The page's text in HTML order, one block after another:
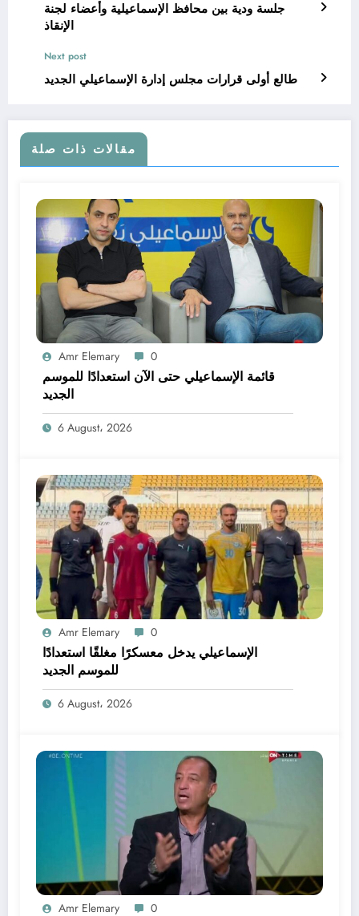
جلسة ودية بين محافظ الإسماعيلية وأعضاء لجنة
الإنقاذ
Next post
طالع أولى قرارات مجلس إدارة الإسماعيلي الجديد
مقالات ذات صلة
Amr Elemary 0
قائمة الإسماعيلي حتى الآن استعدادًا للموسم
الجديد
6 August، 2026
Amr Elemary 0
الإسماعيلي يدخل معسكرًا مغلقًا استعدادًا
للموسم الجديد
6 August، 2026
Amr Elemary 0